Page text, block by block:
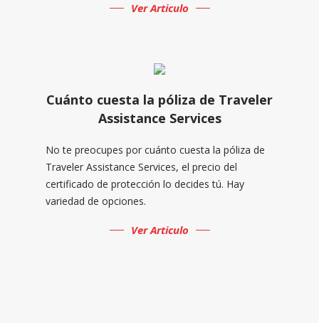
Ver Articulo
Cuánto cuesta la póliza de Traveler
Assistance Services
No te preocupes por cuánto cuesta la póliza de
Traveler Assistance Services, el precio del
certificado de protección lo decides tú. Hay
variedad de opciones.
Ver Articulo